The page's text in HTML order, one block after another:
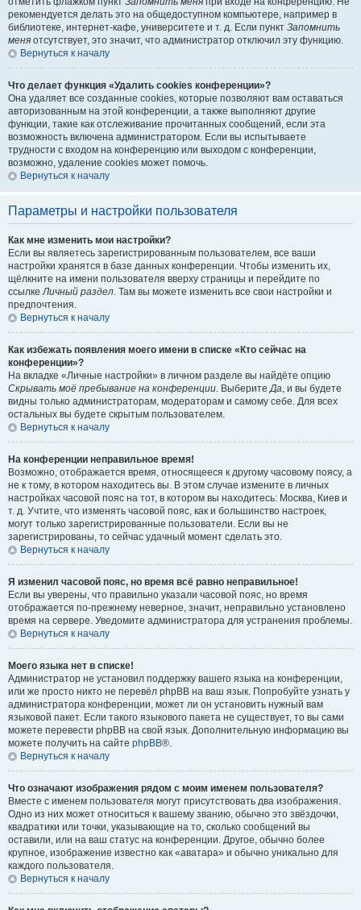
рекомендуется делать это на общедоступном компьютере, например в
библиотеке, интернет-кафе, университете и т. д. Если пункт Запомнить
меня отсутствует, это значит, что администратор отключил эту функцию.
Вернуться к началу
Что делает функция «Удалить cookies конференции»?
Она удаляет все созданные cookies, которые позволяют вам оставаться
авторизованным на этой конференции, а также выполняют другие
функции, такие как отслеживание прочитанных сообщений, если эта
возможность включена администратором. Если вы испытываете
трудности с входом на конференцию или выходом с конференции,
возможно, удаление cookies может помочь.
Вернуться к началу
Параметры и настройки пользователя
Как мне изменить мои настройки?
Если вы являетесь зарегистрированным пользователем, все ваши
настройки хранятся в базе данных конференции. Чтобы изменить их,
щёлкните на имени пользователя вверху страницы и перейдите по
ссылкеЛичный раздел. Там вы можете изменить все свои настройки и
предпочтения.
Вернуться к началу
Как избежать появления моего имени в списке «Кто сейчас на
конференции»?
На вкладке «Личные настройки» в личном разделе вы найдёте опцию
Скрывать моё пребывание на конференции. ВыберитеДа, и вы будете
видны только администраторам, модераторам и самому себе. Для всех
остальных вы будете скрытым пользователем.
Вернуться к началу
На конференции неправильное время!
Возможно, отображается время, относящееся к другому часовому поясу, а
не к тому, в котором находитесь вы. В этом случае измените в личных
настройках часовой пояс на тот, в котором вы находитесь: Москва, Киев и
т. д. Учтите, что изменять часовой пояс, как и большинство настроек,
могут только зарегистрированные пользователи. Если вы не
зарегистрированы, то сейчас удачный момент сделать это.
Вернуться к началу
Я изменил часовой пояс, но время всё равно неправильное!
Если вы уверены, что правильно указали часовой пояс, но время
отображается по-прежнему неверное, значит, неправильно установлено
время на сервере. Уведомите администратора для устранения проблемы.
Вернуться к началу
Моего языка нет в списке!
Администратор не установил поддержку вашего языка на конференции,
или же просто никто не перевёл phpBB на ваш язык. Попробуйте узнать у
администратора конференции, может ли он установить нужный вам
языковой пакет. Если такого языкового пакета не существует, то вы сами
можете перевести phpBB на свой язык. Дополнительную информацию вы
можете получить на сайте phpBB®.
Вернуться к началу
Что означают изображения рядом с моим именем пользователя?
Вместе с именем пользователя могут присутствовать два изображения.
Одно из них может относиться к вашему званию, обычно это звёздочки,
квадратики или точки, указывающие на то, сколько сообщений вы
оставили, или на ваш статус на конференции. Другое, обычно более
крупное, изображение известно как «аватара» и обычно уникально для
каждого пользователя.
Вернуться к началу